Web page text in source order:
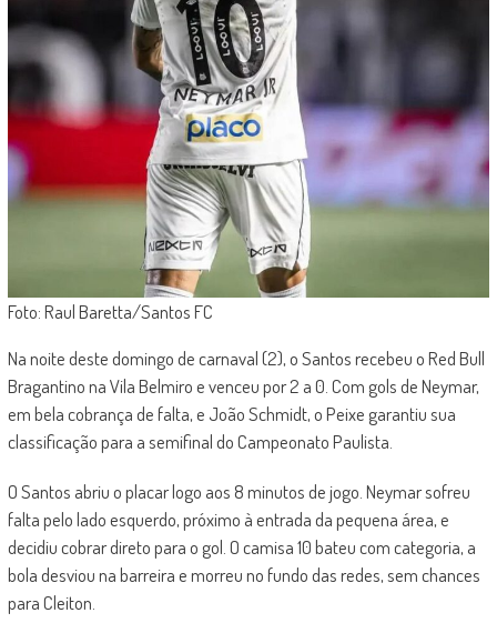
Foto: Raul Baretta/Santos FC
Na noite deste domingo de carnaval (2), o Santos recebeu o Red Bull
Bragantino na Vila Belmiro e venceu por 2 a 0. Com gols de Neymar,
em bela cobrança de falta, e João Schmidt, o Peixe garantiu sua
classificação para a semifinal do Campeonato Paulista.
O Santos abriu o placar logo aos 8 minutos de jogo. Neymar sofreu
falta pelo lado esquerdo, próximo à entrada da pequena área, e
decidiu cobrar direto para o gol. O camisa 10 bateu com categoria, a
bola desviou na barreira e morreu no fundo das redes, sem chances
para Cleiton.